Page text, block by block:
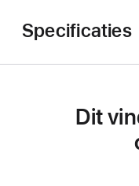
Specificaties
Dit